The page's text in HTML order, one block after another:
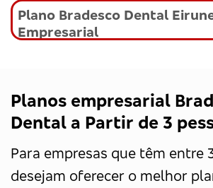
Plano Bradesco Dental
Empresarial
Planos empresarial
Dental a Partir de 3
Para empresas que têm entre
desejam oferecer o melhor